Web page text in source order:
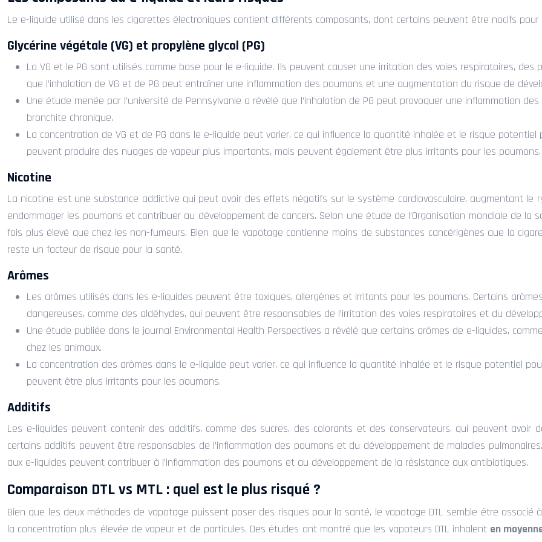
Le e-liquide utilisé dans les cigarettes électroniques contient différents composants, dont certains peuvent être nocifs pour
Glycérine végétale (VG) et propylène glycol (PG)
La VG et le PG sont utilisés comme base pour le e-liquide. Ils peuvent causer une irritation des voies respiratoires,
que l’inhalation de VG et de PG peut entraîner une inflammation des poumons et une augmentation du risque de
Une étude menée par l’université de Pennsylvanie a révélé que l’inhalation de PG peut provoquer une inflammation
bronchite chronique.
La concentration de VG et de PG dans le e-liquide peut varier, ce qui influence la quantité inhalée et le risque
peuvent produire des nuages de vapeur plus importants, mais peuvent également être plus irritants pour les poumons.
Nicotine
La nicotine est une substance addictive qui peut avoir des effets négatifs sur le système cardiovasculaire, augmentant le
endommager les poumons et contribuer au développement de cancers. Selon une étude de l’Organisation mondiale de
fois plus élevé que chez les non-fumeurs. Bien que le vapotage contienne moins de substances cancérigènes que la
reste un facteur de risque pour la santé.
Arômes
Les arômes utilisés dans les e-liquides peuvent être toxiques, allergènes et irritants pour les poumons. Certains
dangereuses, comme des aldéhydes, qui peuvent être responsables de l’irritation des voies respiratoires et du
Une étude publiée dans le journal Environmental Health Perspectives a révélé que certains arômes de e-liquides,
chez les animaux.
La concentration des arômes dans le e-liquide peut varier, ce qui influence la quantité inhalée et le risque potentiel
peuvent être plus irritants pour les poumons.
Additifs
Les e-liquides peuvent contenir des additifs, comme des sucres, des colorants et des conservateurs, qui peuvent
certains additifs peuvent être responsables de l’inflammation des poumons et du développement de maladies
aux e-liquides peuvent contribuer à l’inflammation des poumons et au développement de la résistance aux antibiotiques.
Comparaison DTL vs MTL : quel est le plus risqué ?
Bien que les deux méthodes de vapotage puissent poser des risques pour la santé, le vapotage DTL semble être
la concentration plus élevée de vapeur et de particules. Des études ont montré que les vapoteurs DTL inhalent en